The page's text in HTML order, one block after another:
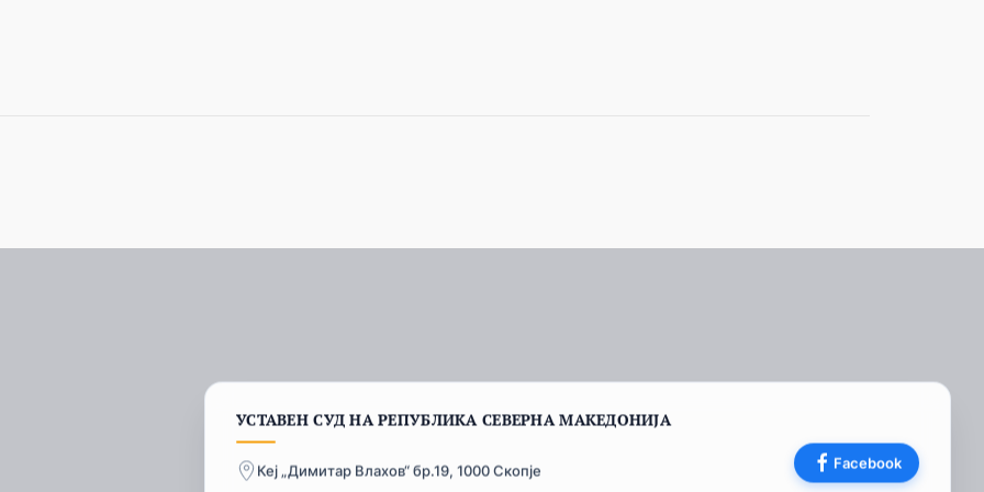
УСТАВЕН СУД НА РЕПУБЛИКА СЕВЕРНА МАКЕДОНИЈА
Кеј „Димитар Влахов“ бр.19, 1000 Скопје Facebook